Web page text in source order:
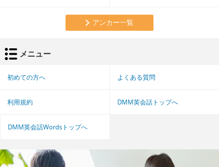
アンカー一覧
メニュー
初めての方へ よくある質問
利用規約 DMM英会話トップへ
DMM英会話Wordsトップへ